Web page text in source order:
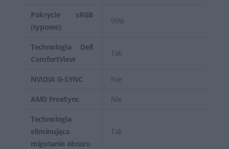
Pokrycie sRGB
(typowe)
99%
Technologia Dell
ComfortView
Tak
NVIDIA G-SYNC Nie
AMD FreeSync Nie
Technologia
eliminująca
migotanie obrazu
Tak